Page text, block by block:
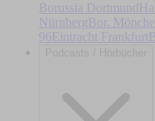
Borussia Dortmund
Nürnberg Bor.
96Eintracht Frankfurt
Podcasts / Hörbücher